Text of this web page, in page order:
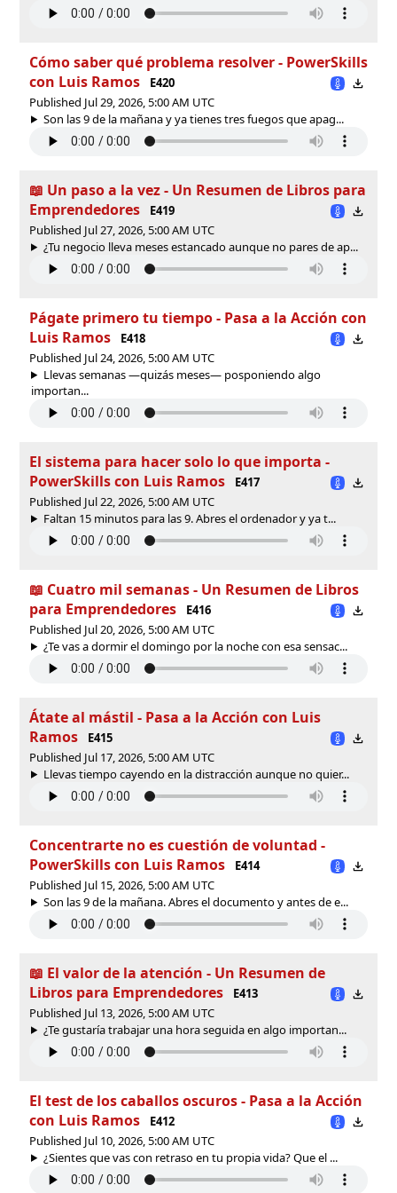
Cómo saber qué problema resolver - PowerSkills
con Luis Ramos
E420
Published Jul 29, 2026, 5:00 AM UTC
Son las 9 de la mañana y ya tienes tres fuegos que apag...
📖 Un paso a la vez - Un Resumen de Libros para
Emprendedores
E419
Published Jul 27, 2026, 5:00 AM UTC
¿Tu negocio lleva meses estancado aunque no pares de ap...
Págate primero tu tiempo - Pasa a la Acción con
Luis Ramos
E418
Published Jul 24, 2026, 5:00 AM UTC
Llevas semanas —quizás meses— posponiendo algo
importan...
El sistema para hacer solo lo que importa -
PowerSkills con Luis Ramos
E417
Published Jul 22, 2026, 5:00 AM UTC
Faltan 15 minutos para las 9. Abres el ordenador y ya t...
📖 Cuatro mil semanas - Un Resumen de Libros
para Emprendedores
E416
Published Jul 20, 2026, 5:00 AM UTC
¿Te vas a dormir el domingo por la noche con esa sensac...
Átate al mástil - Pasa a la Acción con Luis
Ramos
E415
Published Jul 17, 2026, 5:00 AM UTC
Llevas tiempo cayendo en la distracción aunque no quier...
Concentrarte no es cuestión de voluntad -
PowerSkills con Luis Ramos
E414
Published Jul 15, 2026, 5:00 AM UTC
Son las 9 de la mañana. Abres el documento y antes de e...
📖 El valor de la atención - Un Resumen de
Libros para Emprendedores
E413
Published Jul 13, 2026, 5:00 AM UTC
¿Te gustaría trabajar una hora seguida en algo importan...
El test de los caballos oscuros - Pasa a la Acción
con Luis Ramos
E412
Published Jul 10, 2026, 5:00 AM UTC
¿Sientes que vas con retraso en tu propia vida? Que el ...